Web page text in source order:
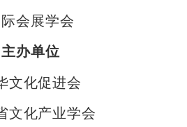
会展学会
主办单位
文化促进会
文化产业学会